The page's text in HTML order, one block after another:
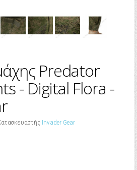
Predator
- Digital Flora -
Invader Gear